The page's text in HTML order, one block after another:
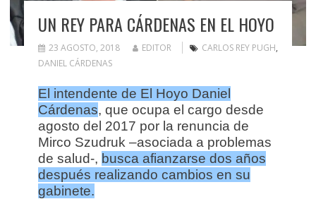
UN REY PARA CÁRDENAS EN EL HOYO
23 AGOSTO, 2018 EDITOR CARLOS REY PUGH,
DANIEL CÁRDENAS
El intendente de El Hoyo Daniel
Cárdenas, que ocupa el cargo desde
agosto del 2017 por la renuncia de
Mirco Szudruk –asociada a problemas
de salud-, busca afianzarse dos años
después realizando cambios en su
gabinete.